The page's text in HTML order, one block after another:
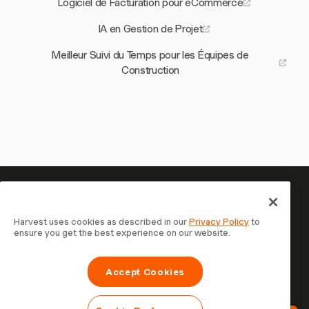
Logiciel de Facturation pour eCommerce
IA en Gestion de Projet
Meilleur Suivi du Temps pour les Équipes de
Construction
Votre temps mérite d'être suivi
— commencez maintenant
Rejoignez plus de 70 000 entreprises qui suivent leur
temps, facturent leurs clients et sont payées plus
rapidement avec Harvest. Essai gratuit, 30 secondes
Harvest uses cookies as described in ourPrivacy Policyto
ensure you get the best experience on our website.
Accept Cookies